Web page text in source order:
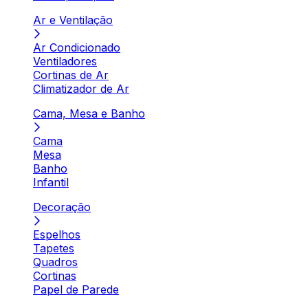
Ar e Ventilação
Ar Condicionado
Ventiladores
Cortinas de Ar
Climatizador de Ar
Cama, Mesa e Banho
Cama
Mesa
Banho
Infantil
Decoração
Espelhos
Tapetes
Quadros
Cortinas
Papel de Parede